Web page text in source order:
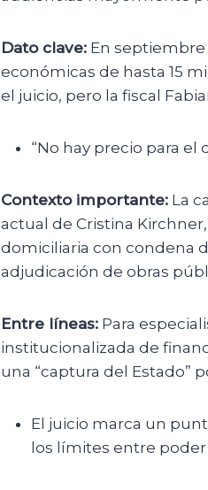
Dato clave: En septiembre
económicas de hasta 15
el juicio, pero la fiscal
“No hay precio para
Contexto importante: La
actual de Cristina
domiciliaria con condena
adjudicación de obras
Entre líneas: Para
institucionalizada de
una “captura del Estado”
El juicio marca un
los límites entre